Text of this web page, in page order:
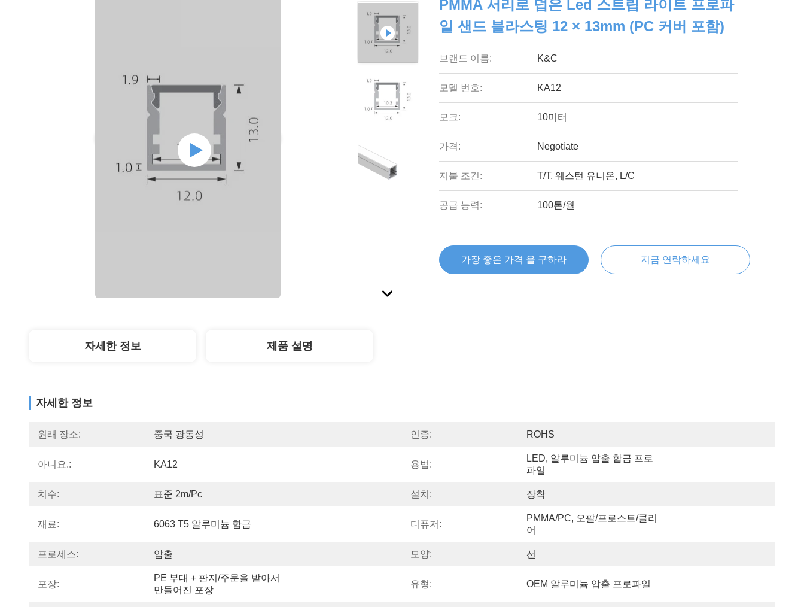
PMMA 서리로 덥은 Led 스트립 라이트 프로파
일 샌드 블라스팅 12 × 13mm (PC 커버 포함)
브랜드 이름: K&C
모델 번호: KA12
모크: 10미터
가격: Negotiate
지불 조건: T/T, 웨스턴 유니온, L/C
공급 능력: 100톤/월
가장 좋은 가격 을 구하라 지금 연락하세요
자세한 정보 제품 설명
자세한 정보
원래 장소: 중국 광동성 인증: ROHS
아니요.: KA12 용법:
LED, 알루미늄 압출 합금 프로
파일
치수: 표준 2m/pc 설치: 장착
재료: 6063 T5 알루미늄 합금 디퓨저:
PMMA/PC, 오팔/프로스트/클리
어
프로세스: 압출 모양: 선
포장:
PE 부대 + 판지/주문을 받아서
만들어진 포장
유형: OEM 알루미늄 압출 프로파일